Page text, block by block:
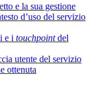
e la sua gestione
d’uso del servizio
e i touchpointdel
utente del servizio
ottenuta